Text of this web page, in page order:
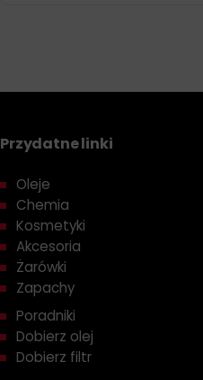
Przydatne linki
Oleje
Chemia
Kosmetyki
Akcesoria
Żarówki
Zapachy
Poradniki
Dobierz olej
Dobierz filtr